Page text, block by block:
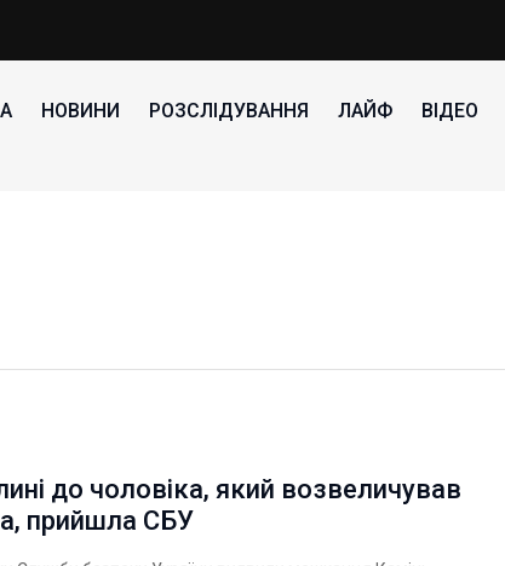
НОВИНИ РОЗСЛІДУВАННЯ ЛАЙФ ВІДЕО
до чоловіка, який возвеличував
прийшла СБУ